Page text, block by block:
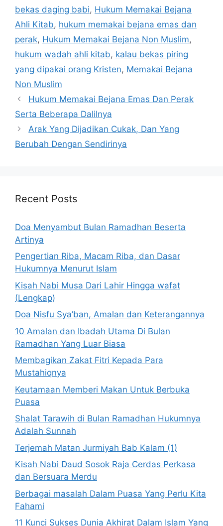
bekas daging babi, Hukum Memakai Bejana
Ahli Kitab, hukum memakai bejana emas dan
perak, Hukum Memakai Bejana Non Muslim,
hukum wadah ahli kitab, kalau bekas piring
yang dipakai orang Kristen, Memakai Bejana
Non Muslim
Hukum Memakai Bejana Emas Dan Perak
Serta Beberapa Dalilnya
Arak Yang Dijadikan Cukak, Dan Yang
Berubah Dengan Sendirinya
Recent Posts
Doa Menyambut Bulan Ramadhan Beserta
Artinya
Pengertian Riba, Macam Riba, dan Dasar
Hukumnya Menurut Islam
Kisah Nabi Musa Dari Lahir Hingga wafat
(Lengkap)
Doa Nisfu Sya’ban, Amalan dan Keterangannya
10 Amalan dan Ibadah Utama Di Bulan
Ramadhan Yang Luar Biasa
Membagikan Zakat Fitri Kepada Para
Mustahiqnya
Keutamaan Memberi Makan Untuk Berbuka
Puasa
Shalat Tarawih di Bulan Ramadhan Hukumnya
Adalah Sunnah
Terjemah Matan Jurmiyah Bab Kalam (1)
Kisah Nabi Daud Sosok Raja Cerdas Perkasa
dan Bersuara Merdu
Berbagai masalah Dalam Puasa Yang Perlu Kita
Fahami
11 Kunci Sukses Dunia Akhirat Dalam Islam Yang